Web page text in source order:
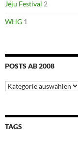
Jéju Festival 2
WHG 1
POSTS AB 2008
Posts
ab
TAGS